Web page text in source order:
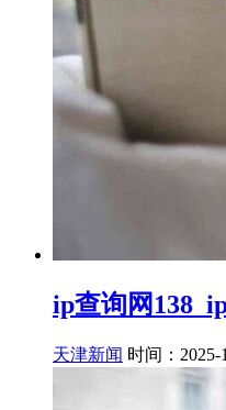
ip查询网
天津新闻 时间：2025-